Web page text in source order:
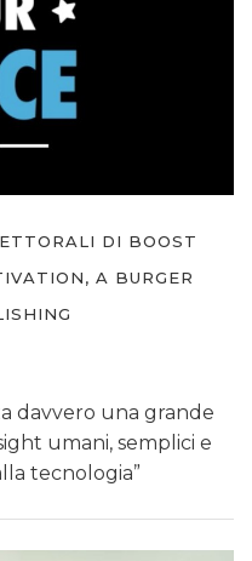
DI BOOST
A BURGER
davvero una grande
umani, semplici e
tecnologia”